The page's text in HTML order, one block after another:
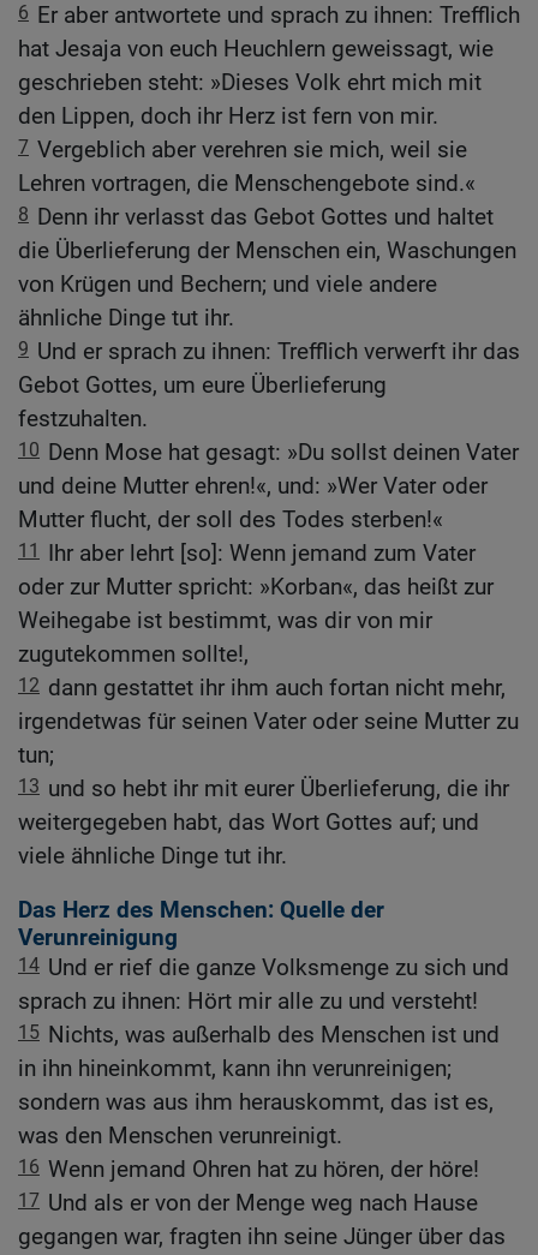
6 Er aber antwortete und sprach zu ihnen: Trefflich
hat Jesaja von euch Heuchlern geweissagt, wie
geschrieben steht: »Dieses Volk ehrt mich mit
den Lippen, doch ihr Herz ist fern von mir.
7 Vergeblich aber verehren sie mich, weil sie
Lehren vortragen, die Menschengebote sind.«
8 Denn ihr verlasst das Gebot Gottes und haltet
die Überlieferung der Menschen ein, Waschungen
von Krügen und Bechern; und viele andere
ähnliche Dinge tut ihr.
9 Und er sprach zu ihnen: Trefflich verwerft ihr das
Gebot Gottes, um eure Überlieferung
festzuhalten.
10 Denn Mose hat gesagt: »Du sollst deinen Vater
und deine Mutter ehren!«, und: »Wer Vater oder
Mutter flucht, der soll des Todes sterben!«
11
Ihr aber lehrt [so]: Wenn jemand zum Vater
oder zur Mutter spricht: »Korban«, das heißt zur
Weihegabe ist bestimmt, was dir von mir
zugutekommen sollte!,
12 dann gestattet ihr ihm auch fortan nicht mehr,
irgendetwas für seinen Vater oder seine Mutter zu
tun;
13 und so hebt ihr mit eurer Überlieferung, die ihr
weitergegeben habt, das Wort Gottes auf; und
viele ähnliche Dinge tut ihr.
Das Herz des Menschen: Quelle der
Verunreinigung
14 Und er rief die ganze Volksmenge zu sich und
sprach zu ihnen: Hört mir alle zu und versteht!
15 Nichts, was außerhalb des Menschen ist und
in ihn hineinkommt, kann ihn verunreinigen;
sondern was aus ihm herauskommt, das ist es,
was den Menschen verunreinigt.
16 Wenn jemand Ohren hat zu hören, der höre!
17 Und als er von der Menge weg nach Hause
gegangen war, fragten ihn seine Jünger über das